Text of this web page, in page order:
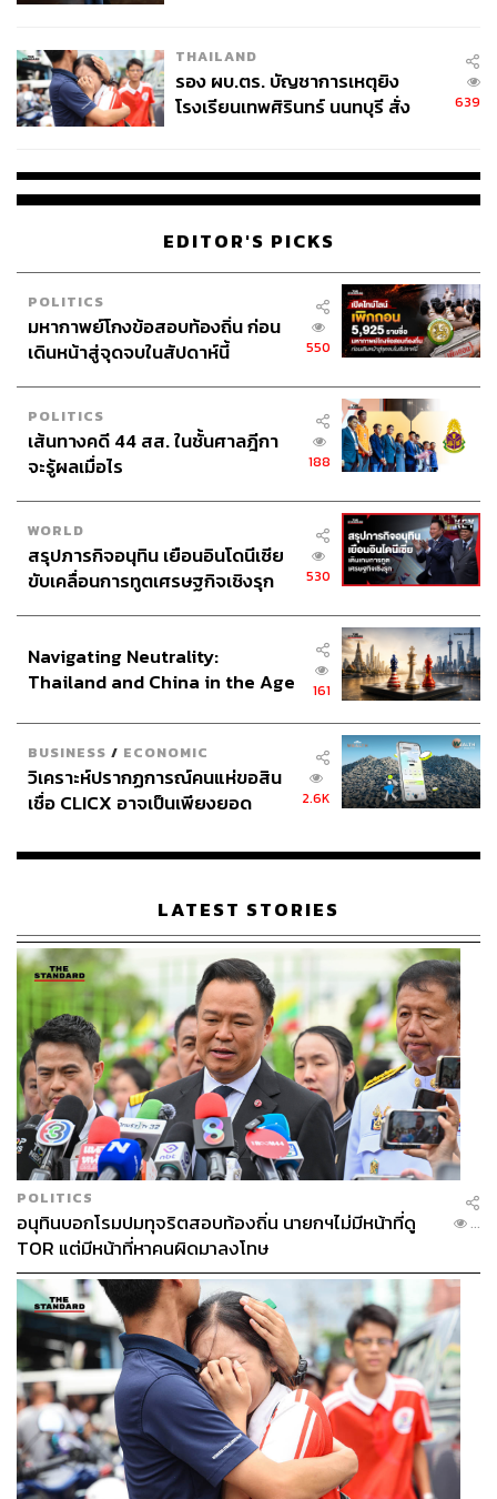
ภาพนี้ถูกบันทึกหลังจากที่ ปุ้ย-พรชัย เค้าแก้ว นักกีฬาเซปัก
ตะกร้อทีมชาติไทย ให้สัมภาษณ์กับ THE STANDARD
31 ซึ่งโคจรกลับมาแข่งขันที่เวียดนาม ประเทศแรกที่ปุ้ยลง
แข่งขันซีเกมส์ครั้งแรกเมื่อปี 2003 ที่เวียดนามเป็นเจ้าภาพ
จัดการแข่งขันเช่นกัน จะเป็นครั้งสุดท้ายของเขา
โดยเขาได้ยอมรับว่านี่จะเป็นช่วงท้าย แต่ยังไม่ท้ายสุดของ พร
ชัย เค้าแก้ว ในมหกรรมกีฬาซีเกมส์
ปุ้ยได้เปิดเผยว่า เขาลงเล่นซีเกมส์มาทั้งหมด 10 ครั้ง และ
ประทับใจซีเกมส์ที่มาเลเซียเมื่อปี 2017 มากที่สุด เพราะครั้ง
นั้นนอกจากจะเก็บได้ 3 เหรียญทองที่ลงแข่งขันแล้ว ปีนั้นเขา
ยังได้รับเลือกให้เป็นนักกีฬาตัวแทนถือธงชาติไทย นำทัพ
นักกีฬาไทยเข้าสู่พิธีเปิดการแข่งขันอีกด้วย
ภาพที่ 5: แฟนกีฬาชาวเวียดนาม กับความรู้สึกที่พวกเขา
มีต่อซีเกมส์
ภาพนี้บันทึกเจ้าหน้าที่เวียดนามของสนามเซปักตะกร้อ มา
แอบชมกีฬาอยู่ด้านบนของอัฒจันทร์
โดยตลอดช่วงเวลาของมหกรรมกีฬาซีเกมส์ หลายครั้งที่ชม
การแข่งขันผ่านโทรทัศน์หรือได้พบเห็นคอมเมนต์ตามเพจ
ข่าวต่างๆ จากชาวเวียดนาม อาจเข้าใจว่าทุกคนที่ประเทศ
เวียดนามต้องการเป็นเจ้าเหรียญทองในทุกกีฬาที่ลงแข่งขัน
แต่ความเป็นจริงที่ THE STANDARD ได้พบเจอคือ แฟนกีฬา
เวียดนามหลายคนเป็นแฟนกีฬาที่ชื่นชอบกีฬาจริงๆ และ
หลายคนชื่นชอบนักกีฬาไทยมากเป็นพิเศษ ไม่แพ้กับที่พวก
เขาชื่นชอบ ซิโก้-เกียรติศักดิ์ เสนาเมือง อดีตเฮดโค้ชและนัก
ฟุตบอลทีมชาติไทย
ระหว่างที่เราอยู่ที่สนามแข่งขันเซปักตะกร้อ THE
STANDARD ได้พูดคุยกับแฟนกีฬาเวียดนามที่มาเกาะขอบ
สนามซ้อมของทีมชาติไทย และได้สอบถามว่าชื่นชอบ
นักกีฬาไทยคนไหน ซึ่งคำตอบที่ได้รับคือเขาสามารถบอกชื่อ
ได้ทั้งทีมชาติไทย และบอกได้ด้วยว่าใครเป็นตัวเก๋า และใคร
เป็นดาวรุ่งที่กำลังจะขึ้นมาทดแทน
THAILAND
รอง ผบ.ตร. บัญชาการเหตุยิง
โรงเรียนเทพศิรินทร์ นนทบุรี สั่ง
639
EDITOR'S PICKS
POLITICS
มหากาพย์โกงข้อสอบท้องถิ่น ก่อน
เดินหน้าสู่จุดจบในสัปดาห์นี้
550
POLITICS
เส้นทางคดี 44 สส. ในชั้นศาลฎีกา
จะรู้ผลเมื่อไร
188
WORLD
สรุปภารกิจอนุทิน เยือนอินโดนีเซีย
ขับเคลื่อนการทูตเศรษฐกิจเชิงรุก
530
Navigating Neutrality:
Thailand and China in the Age
161
BUSINESS / ECONOMIC
วิเคราะห์ปรากฏการณ์คนแห่ขอสิน
เชื่อ CLICX อาจเป็นเพียงยอด
เรือนไทยที่ถูกซุกไว้
2.6K
LATEST STORIES
POLITICS
อนุทินบอกโรมปมทุจริตสอบท้องถิ่น นายกฯไม่มีหน้าที่ดู
TOR แต่มีหน้าที่หาคนผิดมาลงโทษ
...